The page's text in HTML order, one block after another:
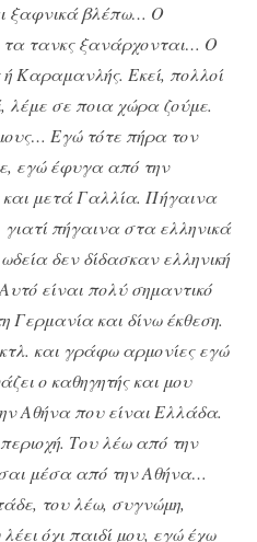
ξαφνικά βλέπω… Ο
τανκς ξανάρχονται… Ο
Καραμανλής. Εκεί, πολλοί
λέμε σε ποια χώρα ζούμε.
Εγώ τότε πήρα τον
εγώ έφυγα από την
μετά Γαλλία. Πήγαινα
πήγαινα στα ελληνικά
δεν δίδασκαν ελληνική
είναι πολύ σημαντικό
και δίνω έκθεση.
και γράφω αρμονίες εγώ
ο καθηγητής και μου
Αθήνα που είναι Ελλάδα.
Του λέω από την
μέσα από την Αθήνα…
του λέω, συγνώμη,
όχι παιδί μου, εγώ έχω